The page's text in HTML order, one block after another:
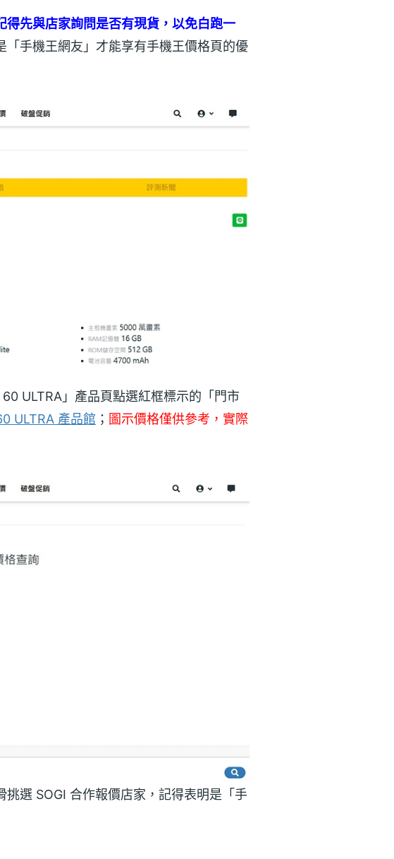
先與店家詢問是否有現貨，以免白跑一
「手機王網友」才能享有手機王價格頁的優
ULTRA」產品頁點選紅框標示的「門市
ULTRA 產品館 ； 圖示價格僅供參考，實際
選 SOGI 合作報價店家，記得表明是「手